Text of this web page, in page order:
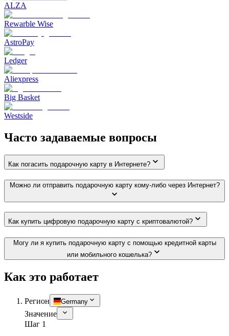
ALZA
Rewarble Wise
AstroPay
Ledger
Aliexpress
Big Basket
Westside
Часто задаваемые вопросы
Как погасить подарочную карту в Интернете?
Можно ли отправить подарочную карту кому-либо через Интернет?
Как купить цифровую подарочную карту с криптовалютой?
Могу ли я купить подарочную карту с помощью кредитной карты
или мобильного кошелька?
Как это работает
Регион Germany
Значение
Шаг 1